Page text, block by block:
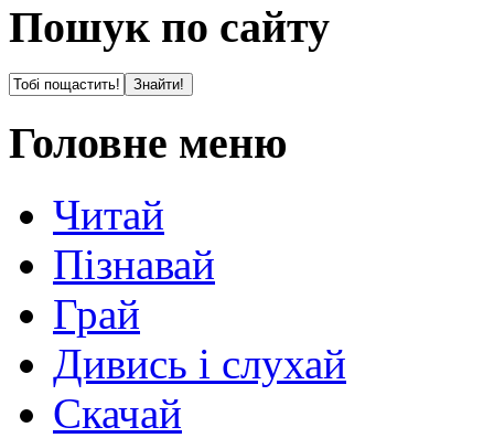
Пошук по сайту
Головне меню
Читай
Пізнавай
Грай
Дивись і слухай
Скачай